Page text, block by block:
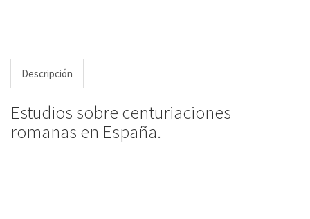
Descripción
Estudios sobre centuriaciones
romanas en España.